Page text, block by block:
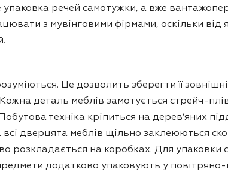
речей самотужки, а вже
з мувінговими фірмами, оскільки від
Це дозволить зберегти її
деталь меблів замотується стрейч-
техніка кріпиться на дерев’яних
дверцята меблів щільно заклеюються
розкладається на коробках. Для
додатково упаковують у